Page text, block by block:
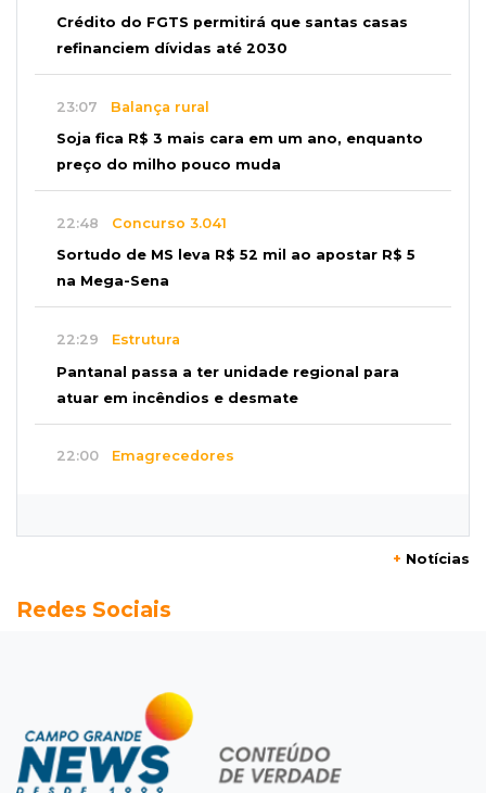
Crédito do FGTS permitirá que santas casas
refinanciem dívidas até 2030
23:07 Balança rural
Soja fica R$ 3 mais cara em um ano, enquanto
preço do milho pouco muda
22:48 Concurso 3.041
Sortudo de MS leva R$ 52 mil ao apostar R$ 5
na Mega-Sena
22:29 Estrutura
Pantanal passa a ter unidade regional para
atuar em incêndios e desmate
22:00 Emagrecedores
Granizo danifica telhados e plantações
Agregado
Inter perde para o Corinthians mas avança às
quartas da Copa do Brasil
+ Notícias
Redes Sociais